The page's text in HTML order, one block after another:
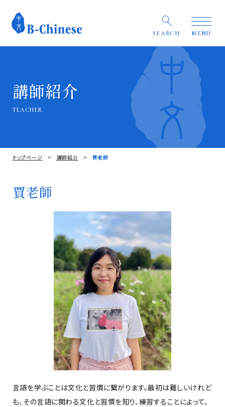
SEARCH MENU
講師紹介
TEACHER
トップページ 講師紹介 賈老師
賈老師
言語を学ぶことは文化と習慣に繋がります。最初は難しいけれど
も、その言語に関わる文化と習慣を知り、練習することによって、